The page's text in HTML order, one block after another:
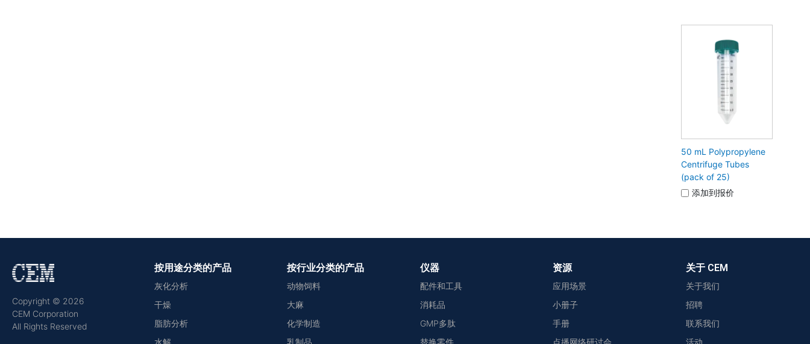
50 mL Polypropylene
Centrifuge Tubes
(pack of 25)
添加到报价
Copyright © 2026
CEM Corporation
All Rights Reserved
按用途分类的产品
灰化分析
干燥
脂肪分析
水解
按行业分类的产品
动物饲料
大麻
化学制造
乳制品
仪器
配件和工具
消耗品
GMP多肽
替换零件
资源
应用场景
小册子
手册
点播网络研讨会
关于 CEM
关于我们
招聘
联系我们
活动